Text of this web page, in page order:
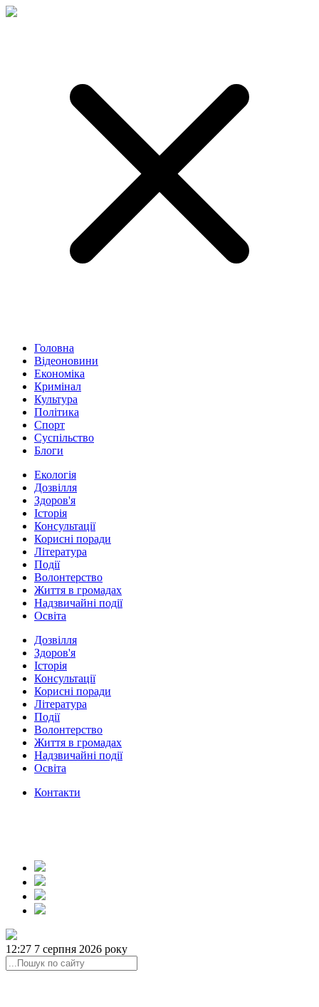
Головна
Відеоновини
Економіка
Кримінал
Культура
Політика
Спорт
Суспільство
Блоги
Екологія
Дозвілля
Здоров'я
Історія
Консультації
Корисні поради
Література
Події
Волонтерство
Життя в громадах
Надзвичайні події
Освіта
Дозвілля
Здоров'я
Історія
Консультації
Корисні поради
Література
Події
Волонтерство
Життя в громадах
Надзвичайні події
Освіта
Контакти
12:28 7 серпня 2026 року